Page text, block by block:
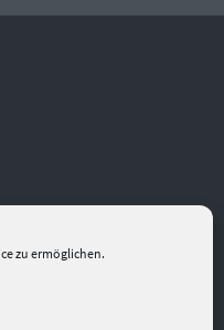
zu ermöglichen.